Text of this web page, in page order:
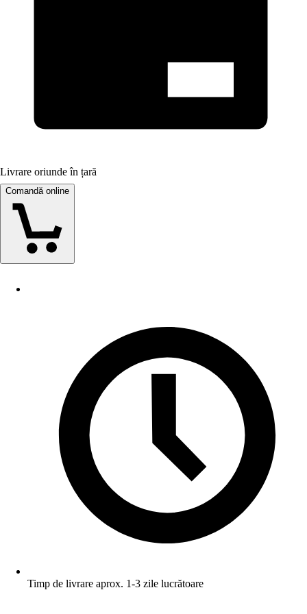
Livrare oriunde în țară
Comandă online
Timp de livrare aprox. 1-3 zile lucrătoare